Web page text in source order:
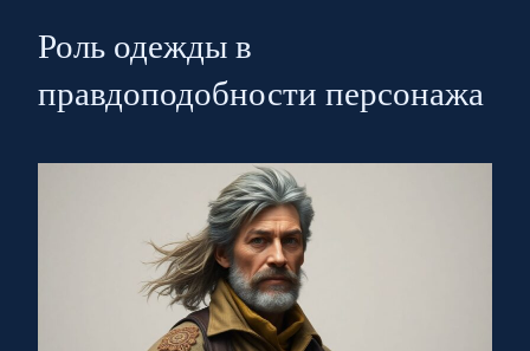
Роль одежды в
правдоподобности персонажа